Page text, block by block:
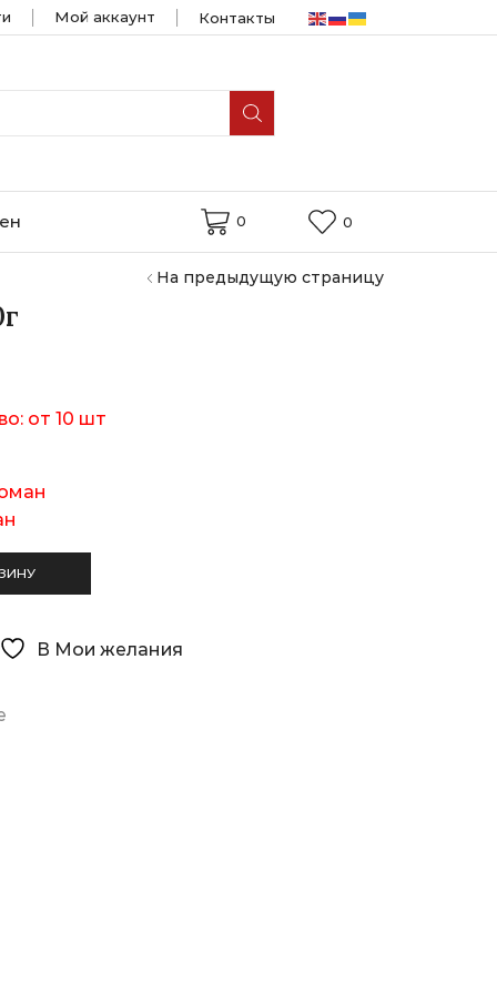
Мой аккаунт Контакты
0 0
На предыдущую страницу
от 10 шт
В Мои желания